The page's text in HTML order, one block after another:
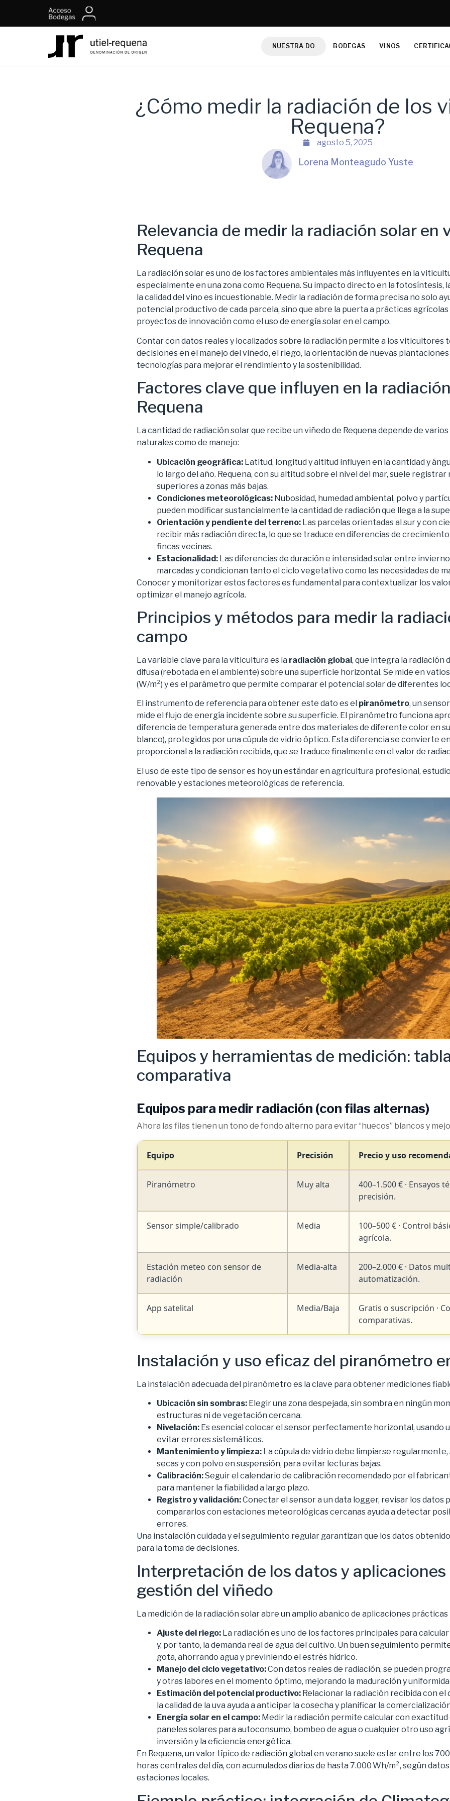
NUESTRA DO BODEGAS VINOS
¿Cómo medir la radiación de los
Requena?
agosto 5, 2025
Lorena Monteagudo Yuste
Relevancia de medir la radiación solar en
Requena
La radiación solar es uno de los factores ambientales más influyentes en la
especialmente en una zona como Requena. Su impacto directo en la fotosíntesis,
la calidad del vino es incuestionable. Medir la radiación de forma precisa no solo
potencial productivo de cada parcela, sino que abre la puerta a prácticas
proyectos de innovación como el uso de energía solar en el campo.
Contar con datos reales y localizados sobre la radiación permite a los viticultores
decisiones en el manejo del viñedo, el riego, la orientación de nuevas
tecnologías para mejorar el rendimiento y la sostenibilidad.
Factores clave que influyen en la
Requena
La cantidad de radiación solar que recibe un viñedo de Requena depende de
naturales como de manejo:
Ubicación geográfica: Latitud, longitud y altitud influyen en la cantidad y
lo largo del año. Requena, con su altitud sobre el nivel del mar, suele
superiores a zonas más bajas.
Condiciones meteorológicas: Nubosidad, humedad ambiental, polvo y
pueden modificar sustancialmente la cantidad de radiación que llega a la
Orientación y pendiente del terreno: Las parcelas orientadas al sur y con
recibir más radiación directa, lo que se traduce en diferencias de
fincas vecinas.
Estacionalidad: Las diferencias de duración e intensidad solar entre
marcadas y condicionan tanto el ciclo vegetativo como las necesidades de
Conocer y monitorizar estos factores es fundamental para contextualizar los
optimizar el manejo agrícola.
Principios y métodos para medir la
campo
La variable clave para la viticultura es la radiación global, que integra la radiación
difusa (rebotada en el ambiente) sobre una superficie horizontal. Se mide en
(W/m²) y es el parámetro que permite comparar el potencial solar de diferentes
El instrumento de referencia para obtener este dato es el piranómetro, un
mide el flujo de energía incidente sobre su superficie. El piranómetro funciona
diferencia de temperatura generada entre dos materiales de diferente color en
blanco), protegidos por una cúpula de vidrio óptico. Esta diferencia se convierte
proporcional a la radiación recibida, que se traduce finalmente en el valor de
El uso de este tipo de sensor es hoy un estándar en agricultura profesional,
renovable y estaciones meteorológicas de referencia.
Equipos y herramientas de medición:
comparativa
Equipos para medir radiación (con filas alternas)
Ahora las filas tienen un tono de fondo alterno para evitar “huecos” blancos y
Equipo Precisión Precio y uso
Piranómetro Muy alta
400–1.500 € · Ensayos
precisión.
Sensor simple/calibrado Media
100–500 € · Control
agrícola.
Estación meteo con sensor de
radiación
Media-alta
200–2.000 € · Datos
automatización.
App satelital Media/Baja
Gratis o suscripción ·
comparativas.
Instalación y uso eficaz del piranómetro
La instalación adecuada del piranómetro es la clave para obtener mediciones
Ubicación sin sombras: Elegir una zona despejada, sin sombra en ningún
estructuras ni de vegetación cercana.
Nivelación: Es esencial colocar el sensor perfectamente horizontal, usando
evitar errores sistemáticos.
Mantenimiento y limpieza: La cúpula de vidrio debe limpiarse
secas y con polvo en suspensión, para evitar lecturas bajas.
Calibración:Seguir el calendario de calibración recomendado por el
para mantener la fiabilidad a largo plazo.
Registro y validación:Conectar el sensor a un data logger, revisar los datos
compararlos con estaciones meteorológicas cercanas ayuda a detectar
errores.
Una instalación cuidada y el seguimiento regular garantizan que los datos
para la toma de decisiones.
Interpretación de los datos y aplicaciones
gestión del viñedo
La medición de la radiación solar abre un amplio abanico de aplicaciones
Ajuste del riego: La radiación es uno de los factores principales para
y, por tanto, la demanda real de agua del cultivo. Un buen seguimiento
gota, ahorrando agua y previniendo el estrés hídrico.
Manejo del ciclo vegetativo:Con datos reales de radiación, se pueden
y otras labores en el momento óptimo, mejorando la maduración y
Estimación del potencial productivo: Relacionar la radiación recibida con
la calidad de la uva ayuda a anticipar la cosecha y planificar la
Energía solar en el campo: Medir la radiación permite calcular con
paneles solares para autoconsumo, bombeo de agua o cualquier otro uso
inversión y la eficiencia energética.
En Requena, un valor típico de radiación global en verano suele estar entre los
horas centrales del día, con acumulados diarios de hasta 7.000 Wh/m², según
estaciones locales.